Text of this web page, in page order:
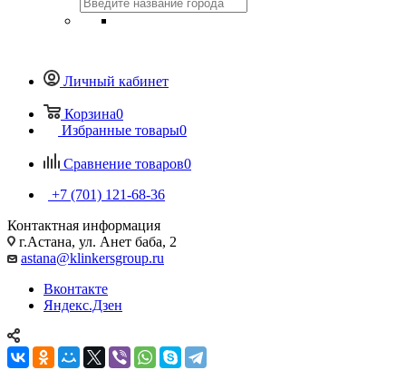
Личный кабинет
Корзина0
Избранные товары0
Сравнение товаров0
+7 (701) 121-68-36
Контактная информация
г.Астана, ул. Анет баба, 2
astana@klinkersgroup.ru
Вконтакте
Яндекс.Дзен